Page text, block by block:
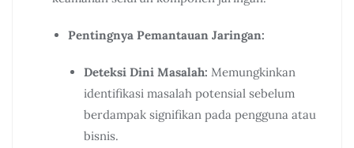
Pentingnya Pemantauan Jaringan:
Deteksi Dini Masalah: Memungkinkan
identifikasi masalah potensial sebelum
berdampak signifikan pada pengguna atau
bisnis.